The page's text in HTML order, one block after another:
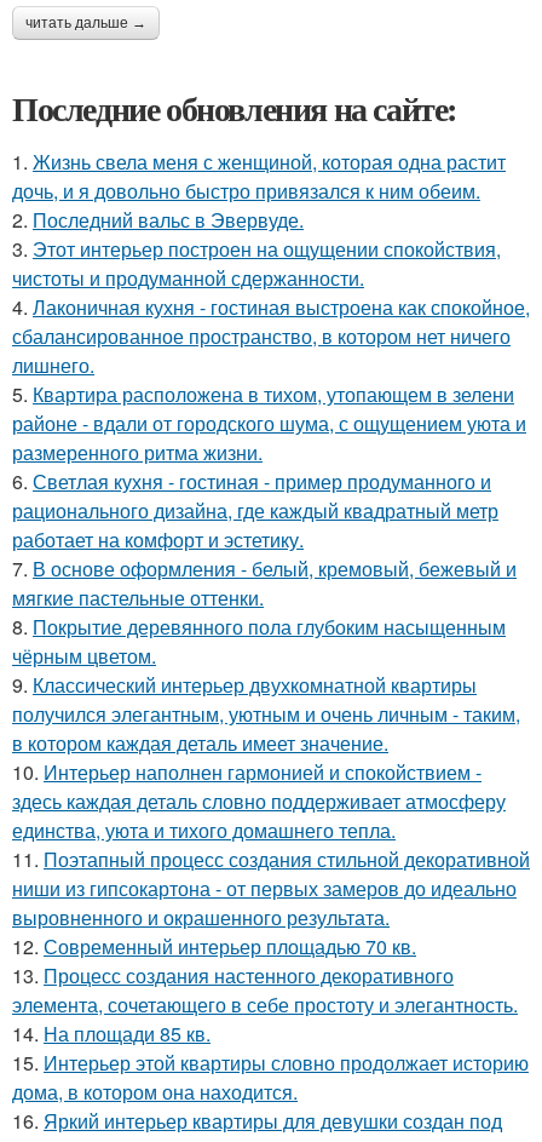
читать дальше →
Последние обновления на сайте:
1. Жизнь свела меня с женщиной, которая одна растит
дочь, и я довольно быстро привязался к ним обеим.
2. Последний вальс в Эвервуде.
3. Этот интерьер построен на ощущении спокойствия,
чистоты и продуманной сдержанности.
4. Лаконичная кухня - гостиная выстроена как спокойное,
сбалансированное пространство, в котором нет ничего
лишнего.
5. Квартира расположена в тихом, утопающем в зелени
районе - вдали от городского шума, с ощущением уюта и
размеренного ритма жизни.
6. Светлая кухня - гостиная - пример продуманного и
рационального дизайна, где каждый квадратный метр
работает на комфорт и эстетику.
7. В основе оформления - белый, кремовый, бежевый и
мягкие пастельные оттенки.
8. Покрытие деревянного пола глубоким насыщенным
чёрным цветом.
9. Классический интерьер двухкомнатной квартиры
получился элегантным, уютным и очень личным - таким,
в котором каждая деталь имеет значение.
10. Интерьер наполнен гармонией и спокойствием -
здесь каждая деталь словно поддерживает атмосферу
единства, уюта и тихого домашнего тепла.
11. Поэтапный процесс создания стильной декоративной
ниши из гипсокартона - от первых замеров до идеально
выровненного и окрашенного результата.
12. Современный интерьер площадью 70 кв.
13. Процесс создания настенного декоративного
элемента, сочетающего в себе простоту и элегантность.
14. На площади 85 кв.
15. Интерьер этой квартиры словно продолжает историю
дома, в котором она находится.
16. Яркий интерьер квартиры для девушки создан под